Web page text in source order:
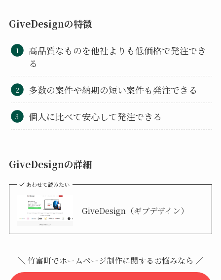
GiveDesignの特徴
高品質なものを他社よりも低価格で発注でき
る
多数の案件や納期の短い案件も発注できる
個人に比べて安心して発注できる
GiveDesignの詳細
あわせて読みたい
GiveDesign（ギブデザイン）
＼ 竹富町でホームページ制作に関するお悩みなら ／